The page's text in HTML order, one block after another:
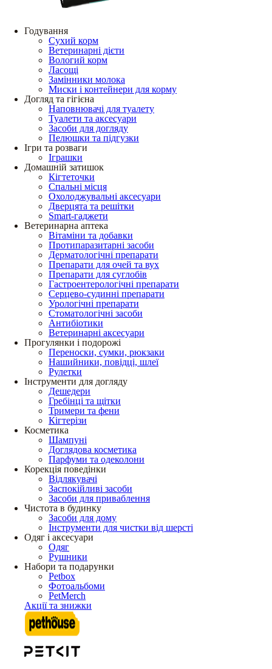
Годування
Сухий корм
Ветеринарні дієти
Вологий корм
Ласощі
Замінники молока
Миски і контейнери для корму
Догляд та гігієна
Наповнювачі для туалету
Туалети та аксесуари
Засоби для догляду
Пелюшки та підгузки
Ігри та розваги
Іграшки
Домашній затишок
Кігтеточки
Спальні місця
Охолоджувальні аксесуари
Дверцята та решітки
Smart-гаджети
Ветеринарна аптека
Вітаміни та добавки
Протипаразитарні засоби
Дерматологічні препарати
Препарати для очей та вух
Препарати для суглобів
Гастроентерологічні препарати
Серцево-судинні препарати
Урологічні препарати
Стоматологічні засоби
Антибіотики
Ветеринарні аксесуари
Прогулянки і подорожі
Переноски, сумки, рюкзаки
Нашийники, повідці, шлеї
Рулетки
Інструменти для догляду
Дешедери
Гребінці та щітки
Тримери та фени
Кігтерізи
Косметика
Шампуні
Доглядова косметика
Парфуми та одеколони
Корекція поведінки
Відлякувачі
Заспокійливі засоби
Засоби для приваблення
Чистота в будинку
Засоби для дому
Інструменти для чистки від шерсті
Одяг і аксесуари
Одяг
Рушники
Набори та подарунки
Petbox
Фотоальбоми
PetMerch
Акції та знижки